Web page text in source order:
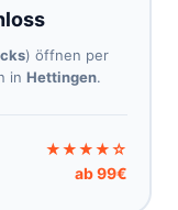
) öffnen per
in Hettingen.
★★★★☆
ab 99€